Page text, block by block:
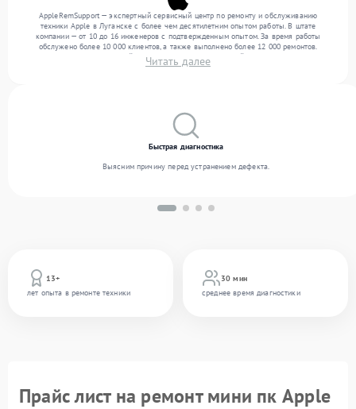
AppleRemSupport — экспертный сервисный центр по ремонту и обслуживанию
техники Apple в Луганске с более чем десятилетним опытом работы. В штате
компании — от 10 до 16 инженеров с подтвержденным опытом. За время работы
обслужено более 10 000 клиентов, а также выполнено более 12 000 ремонтов.
Ежемесячно в сервисный центр поступает от 300 устройств, включая , , . Мы
устраняем поломки любой сложности и обеспечиваем надежный результат благодаря
Читать далее
13+
лет опыта в ремонте техники
30 мин
среднее время диагностики
Быстрая диагностика
Выясним причину перед устранением дефекта.
Прайс лист на ремонт мини пк Apple